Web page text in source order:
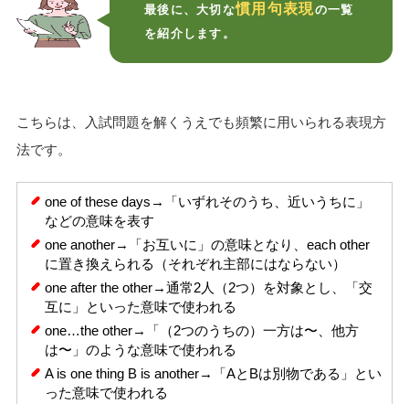
最後に、大切な慣用句表現の一覧
を紹介します。
こちらは、入試問題を解くうえでも頻繁に用いられる表現方
法です。
one of these days→「いずれそのうち、近いうちに」
などの意味を表す
one another→「お互いに」の意味となり、each other
に置き換えられる（それぞれ主部にはならない）
one after the other→通常2人（2つ）を対象とし、「交
互に」といった意味で使われる
one…the other→「（2つのうちの）一方は〜、他方
は〜」のような意味で使われる
A is one thing B is another→「AとBは別物である」とい
った意味で使われる